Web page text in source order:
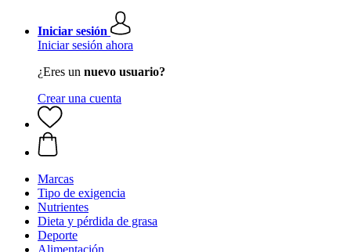
Iniciar sesión
Iniciar sesión ahora
¿Eres un nuevo usuario?
Crear una cuenta
Marcas
Tipo de exigencia
Nutrientes
Dieta y pérdida de grasa
Deporte
Alimentación